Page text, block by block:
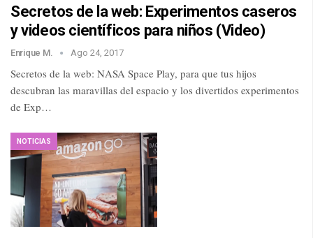
Secretos de la web: Experimentos caseros
y videos científicos para niños (Video)
Enrique M. Ago 24, 2017
Secretos de la web: NASA Space Play, para que tus hijos
descubran las maravillas del espacio y los divertidos experimentos
de Exp…
NOTICIAS